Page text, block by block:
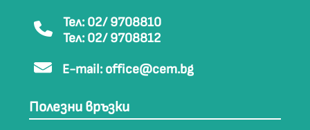
Тел: 02/ 9708810
Тел: 02/ 9708812
E-mail: office@cem.bg
Полезни връзки